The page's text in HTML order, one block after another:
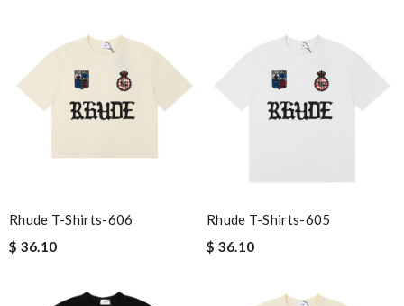
Rhude T-Shirts-606
$ 36.10
Rhude T-Shirts-605
$ 36.10